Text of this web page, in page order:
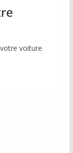
voiture